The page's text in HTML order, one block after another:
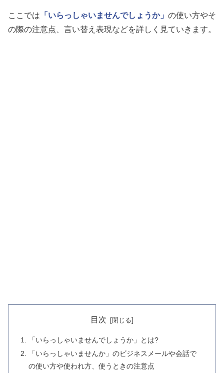
ここでは 「いらっしゃいませんでしょうか」 の使い方やそ
の際の注意点、言い替え表現などを詳しく見ていきます。
目次
「いらっしゃいませんでしょうか」とは?
「いらっしゃいませんか」のビジネスメールや会話で
の使い方や使われ方、使うときの注意点